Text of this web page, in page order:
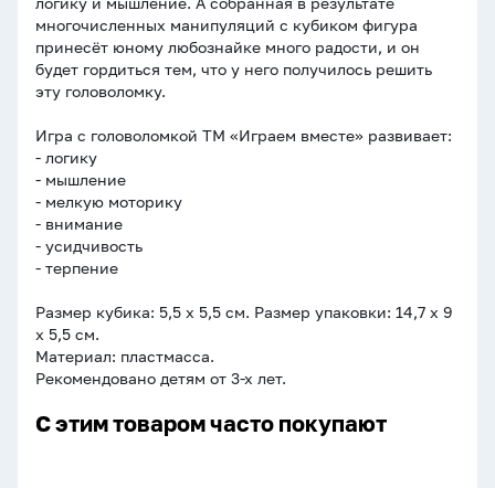
многочисленных манипуляций с кубиком фигура
принесёт юному любознайке много радости, и он
будет гордиться тем, что у него получилось решить
эту головоломку.
Игра с головоломкой ТМ «Играем вместе» развивает:
- логику
- мышление
- мелкую моторику
- внимание
- усидчивость
- терпение
Размер кубика: 5,5 х 5,5 см. Размер упаковки: 14,7 х 9
х 5,5 см.
Материал: пластмасса.
Рекомендовано детям от 3-х лет.
С этим товаром часто покупают